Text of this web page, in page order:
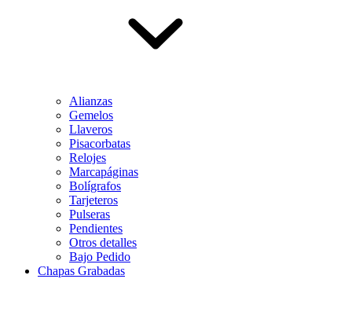
Alianzas
Gemelos
Llaveros
Pisacorbatas
Relojes
Marcapáginas
Bolígrafos
Tarjeteros
Pulseras
Pendientes
Otros detalles
Bajo Pedido
Chapas Grabadas